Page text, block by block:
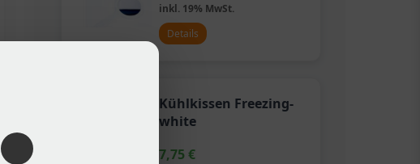
inkl. 19% MwSt.
Details
Kühlkissen Freezing-
white
7,75 €